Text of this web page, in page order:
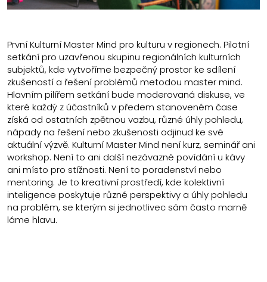
První Kulturní Master Mind pro kulturu v regionech. Pilotní
setkání pro uzavřenou skupinu regionálních kulturních
subjektů, kde vytvoříme bezpečný prostor ke sdílení
zkušeností a řešení problémů metodou master mind.
Hlavním pilířem setkání bude moderovaná diskuse, ve
které každý z účastníků v předem stanoveném čase
získá od ostatních zpětnou vazbu, různé úhly pohledu,
nápady na řešení nebo zkušenosti odjinud ke své
aktuální výzvě. Kulturní Master Mind není kurz, seminář ani
workshop. Není to ani další nezávazné povídání u kávy
ani místo pro stížnosti. Není to poradenství nebo
mentoring. Je to kreativní prostředí, kde kolektivní
inteligence poskytuje různé perspektivy a úhly pohledu
na problém, se kterým si jednotlivec sám často marně
láme hlavu.